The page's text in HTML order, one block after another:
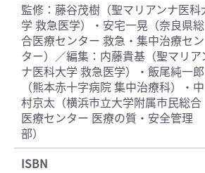
監修：藤谷茂樹（聖マリアンナ医科
学 救急医学）・安宅一晃（奈良県総
合医療センター 救急・集中治療セン
ター）／編集：内藤貴基（聖マリア
ナ医科大学 救急医学）・飯尾純一郎
（熊本赤十字病院 集中治療科）・中
村京太（横浜市立大学附属市民総合
医療センター 医療の質・安全管理
部）
ISBN